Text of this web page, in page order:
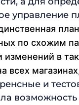
управление
по схожим
изменений в
всех
и
возможность